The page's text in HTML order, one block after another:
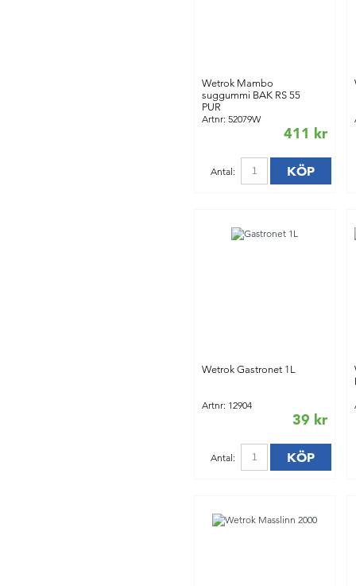
Wetrok Mambo
suggummi BAK RS 55
PUR
Artnr: 52079W
411 kr
Antal: KÖP
Wetrok Gastronet 1L
Artnr: 12904
39 kr
Antal: KÖP